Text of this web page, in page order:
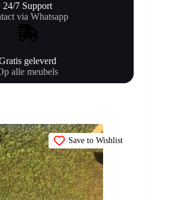
24/7 Support
via Whatsapp
geleverd
alle meubels
Save to Wishlist